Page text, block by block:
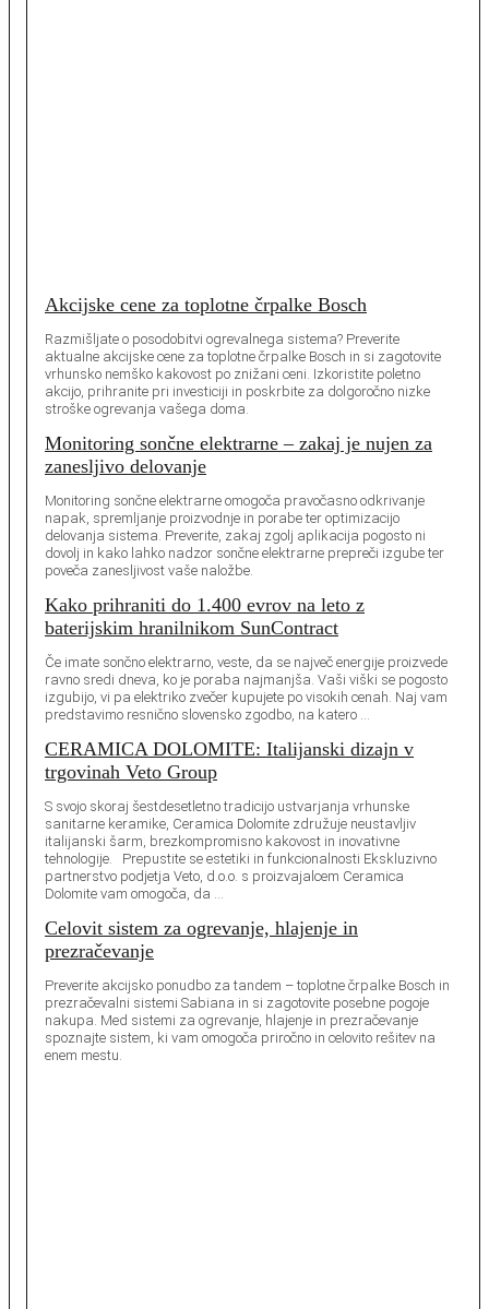
Akcijske cene za toplotne črpalke Bosch
Razmišljate o posodobitvi ogrevalnega sistema? Preverite
aktualne akcijske cene za toplotne črpalke Bosch in si zagotovite
vrhunsko nemško kakovost po znižani ceni. Izkoristite poletno
akcijo, prihranite pri investiciji in poskrbite za dolgoročno nizke
stroške ogrevanja vašega doma.
Monitoring sončne elektrarne – zakaj je nujen za
zanesljivo delovanje
Monitoring sončne elektrarne omogoča pravočasno odkrivanje
napak, spremljanje proizvodnje in porabe ter optimizacijo
delovanja sistema. Preverite, zakaj zgolj aplikacija pogosto ni
dovolj in kako lahko nadzor sončne elektrarne prepreči izgube ter
poveča zanesljivost vaše naložbe.
Kako prihraniti do 1.400 evrov na leto z
baterijskim hranilnikom SunContract
Če imate sončno elektrarno, veste, da se največ energije proizvede
ravno sredi dneva, ko je poraba najmanjša. Vaši viški se pogosto
izgubijo, vi pa elektriko zvečer kupujete po visokih cenah. Naj vam
predstavimo resnično slovensko zgodbo, na katero …
CERAMICA DOLOMITE: Italijanski dizajn v
trgovinah Veto Group
S svojo skoraj šestdesetletno tradicijo ustvarjanja vrhunske
sanitarne keramike, Ceramica Dolomite združuje neustavljiv
italijanski šarm, brezkompromisno kakovost in inovativne
tehnologije. Prepustite se estetiki in funkcionalnosti Ekskluzivno
partnerstvo podjetja Veto, d.o.o. s proizvajalcem Ceramica
Dolomite vam omogoča, da …
Celovit sistem za ogrevanje, hlajenje in
prezračevanje
Preverite akcijsko ponudbo za tandem – toplotne črpalke Bosch in
prezračevalni sistemi Sabiana in si zagotovite posebne pogoje
nakupa. Med sistemi za ogrevanje, hlajenje in prezračevanje
spoznajte sistem, ki vam omogoča priročno in celovito rešitev na
enem mestu.